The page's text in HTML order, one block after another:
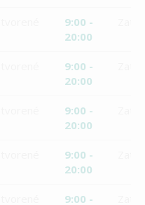
9:00 -
20:00
9:00 -
20:00
9:00 -
20:00
9:00 -
20:00
9:00 -